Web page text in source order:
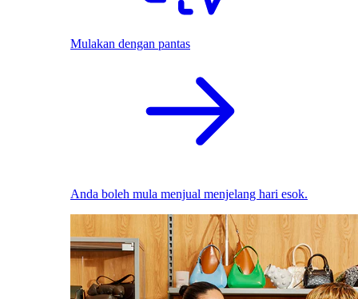
Mulakan dengan pantas
Anda boleh mula menjual menjelang hari esok.